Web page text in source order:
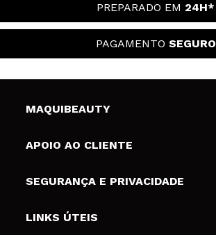
PREPARADO EM 24H*
PAGAMENTO SEGURO
MAQUIBEAUTY
Sobre nós
Gift Cards
APOIO AO CLIENTE
Envios e Devoluções
Formas de pagamento
SEGURANÇA E PRIVACIDADE
Termos e Privacidade
LINKS ÚTEIS